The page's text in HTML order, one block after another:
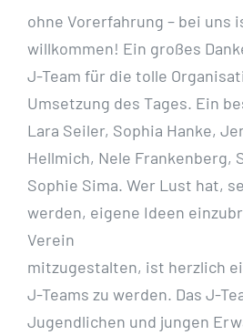
ohne Vorerfahrung – bei uns
willkommen! Ein großes
J-Team für die tolle
Umsetzung des Tages. Ein
Lara Seiler, Sophia Hanke,
Hellmich, Nele Frankenberg,
Sophie Sima. Wer Lust hat,
werden, eigene Ideen
Verein
mitzugestalten, ist herzlich
J-Teams zu werden. Das J-
Jugendlichen und jungen